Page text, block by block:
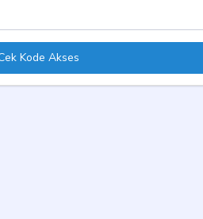
Kode Akses